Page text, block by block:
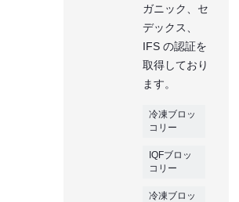
ガニック、セ
デックス、
IFS の認証を
取得しており
ます。
冷凍ブロッ
コリー
IQFブロッ
コリー
冷凍ブロッ